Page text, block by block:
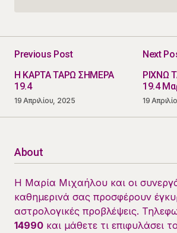
Previous Post
Η ΚΑΡΤΑ ΤΑΡΩ ΣΗΜΕΡΑ
19.4
19 Απριλίου, 2025
Next
ΡΙΧΝΩ
19.4
19
About
Η Μαρία Μιχαήλου και οι
καθημερινά σας προσφέρουν
αστρολογικές προβλέψεις.
14990 και μάθετε τι επιφυλάσει